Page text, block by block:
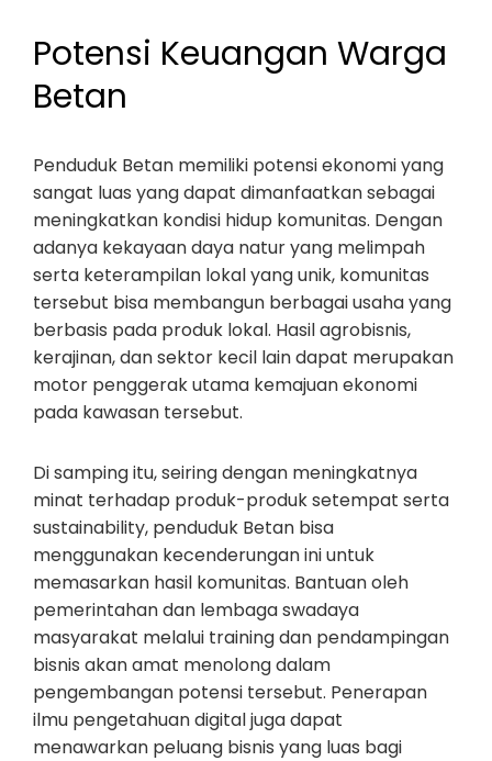
Potensi Keuangan Warga
Betan
Penduduk Betan memiliki potensi ekonomi yang
sangat luas yang dapat dimanfaatkan sebagai
meningkatkan kondisi hidup komunitas. Dengan
adanya kekayaan daya natur yang melimpah
serta keterampilan lokal yang unik, komunitas
tersebut bisa membangun berbagai usaha yang
berbasis pada produk lokal. Hasil agrobisnis,
kerajinan, dan sektor kecil lain dapat merupakan
motor penggerak utama kemajuan ekonomi
pada kawasan tersebut.
Di samping itu, seiring dengan meningkatnya
minat terhadap produk-produk setempat serta
sustainability, penduduk Betan bisa
menggunakan kecenderungan ini untuk
memasarkan hasil komunitas. Bantuan oleh
pemerintahan dan lembaga swadaya
masyarakat melalui training dan pendampingan
bisnis akan amat menolong dalam
pengembangan potensi tersebut. Penerapan
ilmu pengetahuan digital juga dapat
menawarkan peluang bisnis yang luas bagi